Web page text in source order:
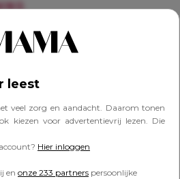
leest
veel zorg en aandacht. Daarom tonen
kiezen voor advertentievrij lezen. Die
Hier inloggen
en onze 233 partners persoonlijke
en hebben alleen
Fleur overleed op haar
die ik altijd meedraag,